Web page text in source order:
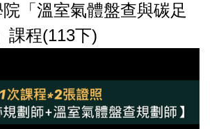
「溫室氣體盤查與碳足
課程(113下)